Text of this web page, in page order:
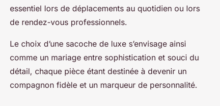
essentiel lors de déplacements au quotidien ou lors
de rendez-vous professionnels.
Le choix d’une sacoche de luxe s’envisage ainsi
comme un mariage entre sophistication et souci du
détail, chaque pièce étant destinée à devenir un
compagnon fidèle et un marqueur de personnalité.